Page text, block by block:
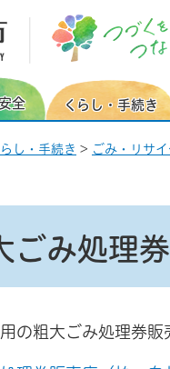
くを、つなぐ。
全 くらし・手続き
らし・手続き > ごみ・リサイ
ごみ処理
の粗大ごみ処理券販